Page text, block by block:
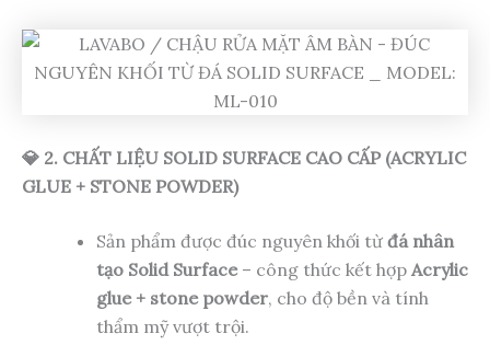
💎 2. CHẤT LIỆU SOLID SURFACE CAO CẤP (ACRYLIC
GLUE + STONE POWDER)
Sản phẩm được đúc nguyên khối từ đá nhân
tạo Solid Surface– công thức kết hợp Acrylic
glue + stone powder, cho độ bền và tính
thẩm mỹ vượt trội.